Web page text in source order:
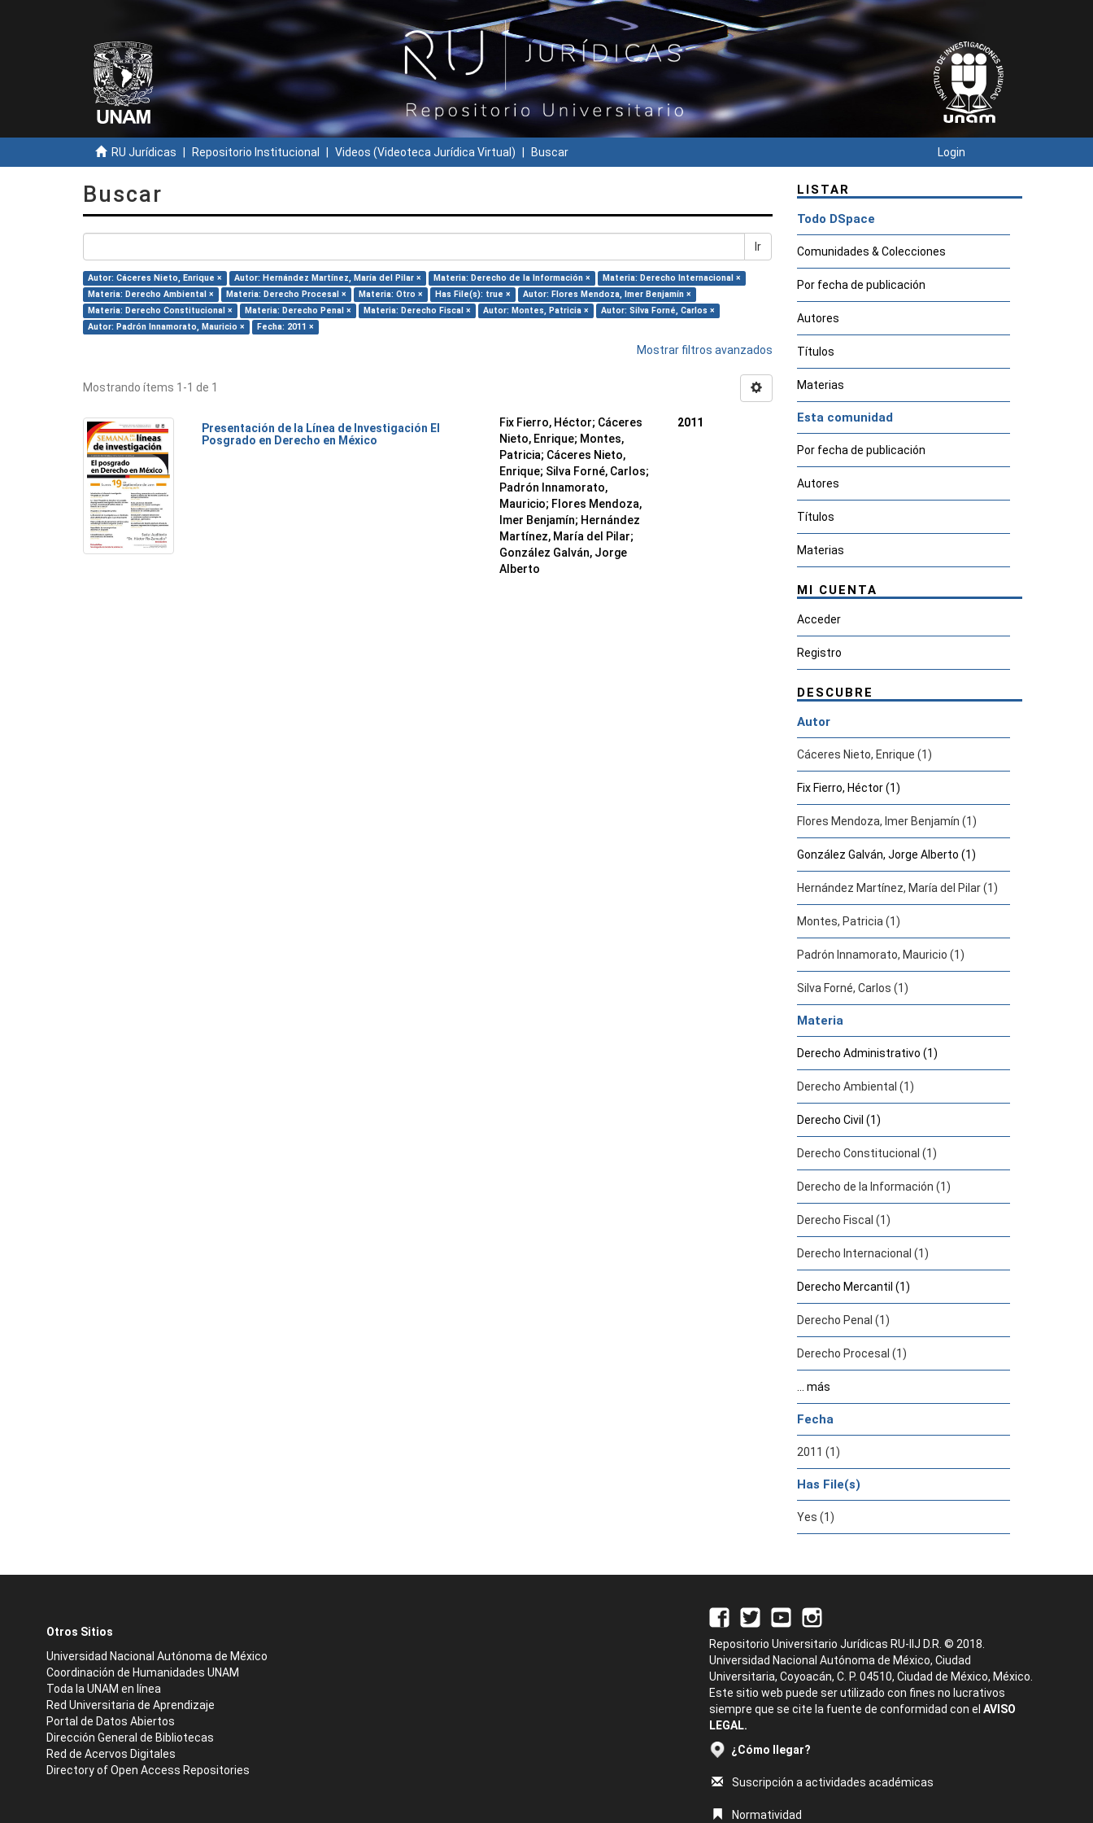
RU Jurídicas Repositorio Institucional Videos (Videoteca Jurídica Virtual) Buscar Login
Buscar
Ir
Autor: Cáceres Nieto, Enrique × Autor: Hernández Martínez, María del Pilar × Materia: Derecho de la Información ×
Materia: Derecho Internacional ×
Materia: Derecho Ambiental ×
Materia: Derecho Procesal × Materia: Otro × Has File(s): true ×
Autor: Flores Mendoza, Imer Benjamín ×
Materia: Derecho Constitucional ×
Materia: Derecho Penal × Materia: Derecho Fiscal × Autor: Montes, Patricia ×
Autor: Silva Forné, Carlos ×
Autor: Padrón Innamorato, Mauricio ×
Fecha: 2011 ×
Mostrar filtros avanzados
Mostrando ítems 1-1 de 1
Presentación de la Línea de Investigación El
Posgrado en Derecho en México
Fix Fierro, Héctor; Cáceres
Nieto, Enrique; Montes,
Patricia; Cáceres Nieto,
Enrique; Silva Forné, Carlos;
Padrón Innamorato,
Mauricio; Flores Mendoza,
Imer Benjamín; Hernández
Martínez, María del Pilar;
González Galván, Jorge
Alberto
2011
LISTAR
Todo DSpace
Comunidades & Colecciones
Por fecha de publicación
Autores
Títulos
Materias
Esta comunidad
Por fecha de publicación
Autores
Títulos
Materias
MI CUENTA
Acceder
Registro
DESCUBRE
Autor
Cáceres Nieto, Enrique (1)
Fix Fierro, Héctor (1)
Flores Mendoza, Imer Benjamín (1)
González Galván, Jorge Alberto (1)
Hernández Martínez, María del Pilar (1)
Montes, Patricia (1)
Padrón Innamorato, Mauricio (1)
Silva Forné, Carlos (1)
Materia
Derecho Administrativo (1)
Derecho Ambiental (1)
Derecho Civil (1)
Derecho Constitucional (1)
Derecho de la Información (1)
Derecho Fiscal (1)
Derecho Internacional (1)
Derecho Mercantil (1)
Derecho Penal (1)
Derecho Procesal (1)
... más
Fecha
2011 (1)
Has File(s)
Yes (1)
Otros Sitios
Universidad Nacional Autónoma de México
Coordinación de Humanidades UNAM
Toda la UNAM en línea
Red Universitaria de Aprendizaje
Portal de Datos Abiertos
Dirección General de Bibliotecas
Red de Acervos Digitales
Directory of Open Access Repositories
Repositorio Universitario Jurídicas RU-IIJ D.R. © 2018.
Universidad Nacional Autónoma de México, Ciudad
Universitaria, Coyoacán, C. P. 04510, Ciudad de México, México.
Este sitio web puede ser utilizado con fines no lucrativos
siempre que se cite la fuente de conformidad con el AVISO
LEGAL.
¿Cómo llegar?
Suscripción a actividades académicas
Normatividad